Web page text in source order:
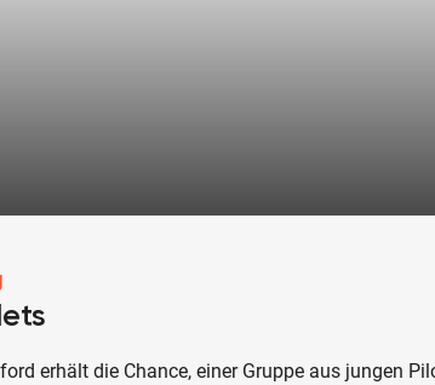
erhält die Chance, einer Gruppe aus jungen